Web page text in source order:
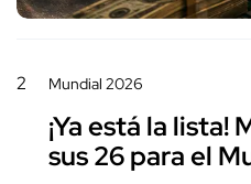
2 Mundial 2026
¡Ya está la lista!
sus 26 para el